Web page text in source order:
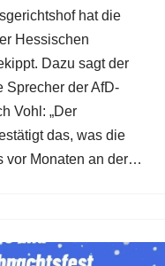
hat die
Hessischen
Dazu sagt der
Sprecher der AfD-
Vohl: „Der
das, was die
vor Monaten an der…